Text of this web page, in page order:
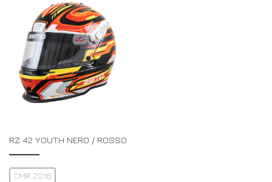
RZ 42 YOUTH NERO / ROSSO
CMR 2016